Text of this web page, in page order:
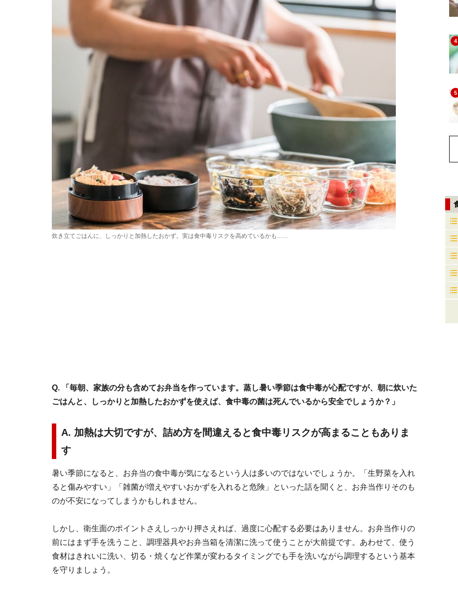
炊き立てごはんに、しっかりと加熱したおかず。実は食中毒リスクを高めているかも……
Q. 「毎朝、家族の分も含めてお弁当を作っています。蒸し暑い季節は食中毒が心配ですが、朝に炊いた
ごはんと、しっかりと加熱したおかずを使えば、食中毒の菌は死んでいるから安全でしょうか？」
A. 加熱は大切ですが、詰め方を間違えると食中毒リスクが高まることもありま
す
暑い季節になると、お弁当の食中毒が気になるという人は多いのではないでしょうか。「生野菜を入れ
ると傷みやすい」「雑菌が増えやすいおかずを入れると危険」といった話を聞くと、お弁当作りそのも
のが不安になってしまうかもしれません。
しかし、衛生面のポイントさえしっかり押さえれば、過度に心配する必要はありません。お弁当作りの
前にはまず手を洗うこと、調理器具やお弁当箱を清潔に洗って使うことが大前提です。あわせて、使う
食材はきれいに洗い、切る・焼くなど作業が変わるタイミングでも手を洗いながら調理するという基本
を守りましょう。
4
5